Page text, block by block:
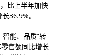
比上半年加快
36.9%。
能、品质”转
售额同比增长